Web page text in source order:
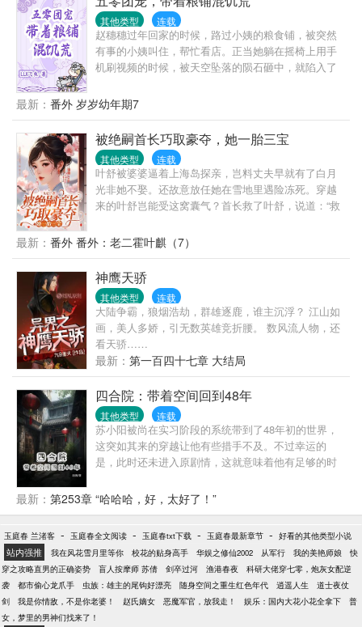
大叔你简直不是人。” “嗯，你昨晚说我是禽 “……”
其他类型 连载
赵穗穗过年回家的时候，路过小姨的粮食铺，被突然
有事的小姨叫住，帮忙看店。正当她躺在摇椅上用手
机刷视频的时候，被天空坠落的陨石砸中，就陷入了
而且自己好像被一双脚给踩着头，她双脚一瞪，把那
双脚给顶开，终于能呼吸到氧气了，眼睛一闭，累昏
过去。再次醒来，自己变成了一个3岁的小萝卜头，还
处于1956年，想到3年的饥荒，不禁瑟瑟发抖，幸好小
姨的粮铺跟着一起过来了。
最新： 番外 岁岁幼年期7
被绝嗣首长巧取豪夺，她一胎三宝
其他类型 连载
叶舒被婆婆逼着上海岛探亲，岂料丈夫早就有了白月
光非她不娶。还故意放任她在雪地里遇险冻死。穿越
来的叶舒岂能受这窝囊气？首长救了叶舒，说道：“救
美滋滋，好的好的，马上许！后来，海岛上流传出一
个谣言，说霍首长绝嗣！大家看叶舒的目光都很同
情，所有人都和她说：“叶同志，你要看开点。”“没有
孩子反而好，没有拖累，自在！”很快就有拐了不知道
几道弯的七大姑八大姨来信探口风：“我家的孩子聪明
伶俐，过继我家的吧！”叶舒：“？？”她十分不解，摸
着肚子问男人：“大家为什么都说你绝嗣？”可分明她现
在已经怀上了啊！
最新： 番外 番外：老二霍叶麒（7）
神鹰天骄
其他类型 连载
大陆争霸，狼烟浩劫，群雄逐鹿，谁主沉浮？ 江山如
画，美人多娇，引无数英雄竞折腰。 数风流人物，还
看天骄……
最新： 第一百四十七章 大结局
四合院：带着空间回到48年
其他类型 连载
苏小阳被尚在实习阶段的系统带到了48年初的世界，
这突如其来的穿越让他有些措手不及。不过幸运的
是，此时还未进入原剧情，这就意味着他有足够的时
探索，他惊讶地发现，这里并非单纯的四合院世界，
而是似乎融合了各种年代影视剧的复杂空间。在这
又充满挑战的环境。在这个院子里，易不群妄图PUA
年轻一代，试图掌控他们的思想和行为。然而，院里
的一帮年轻人却只对苏阳言听计从。这让易不群的计
划一次次落空，他的权威在苏阳面前荡然无存。
最新： 第253章 “哈哈哈，好，太好了！”
玉庭春 兰渚客 - 玉庭春全文阅读 - 玉庭春txt下载 - 玉庭春最新章节 - 好看的其他类型小说
站内强推 我在风花雪月里等你 校花的贴身高手 华娱之修仙2002 从军行 我的美艳师娘
快
穿之攻略直男的正确姿势
盲人按摩师 苏倩 剑卒过河 渔港春夜
科研大佬穿七零，炮灰女配逆
袭
都市偷心龙爪手 虫族：雄主的尾钩好漂亮 随身空间之重生红色年代 逍遥人生
道士夜仗
剑
我是你情敌，不是你老婆！ 赵氏嫡女 恶魔军官，放我走！ 娱乐：国内大花小花全拿下
普
女，梦里的男神们找来了！